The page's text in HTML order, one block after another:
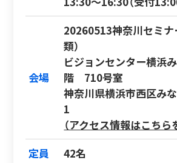
会場
20260513神奈川セミナ
類）
ビジョンセンター横浜
階 710号室
神奈川県横浜市西区み
1
（アクセス情報はこちら
定員
42名